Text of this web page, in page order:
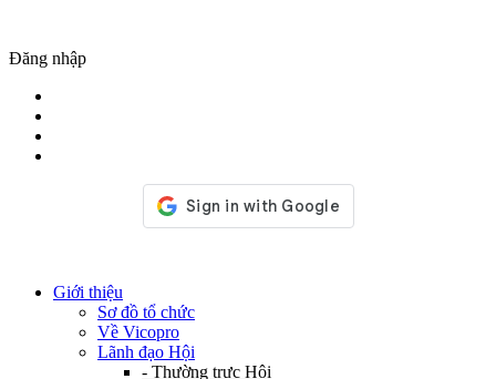
Đăng nhập
Giới thiệu
Sơ đồ tổ chức
Về Vicopro
Lãnh đạo Hội
- Thường trực Hội